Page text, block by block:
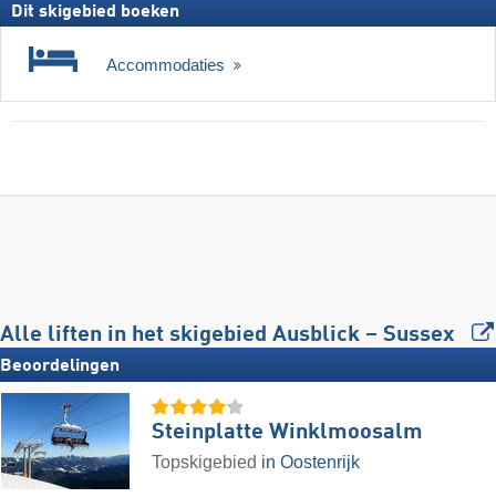
Dit skigebied boeken
Accommodaties
Alle liften in het skigebied Ausblick – Sussex
Beoordelingen
Steinplatte Winklmoosalm
Topskigebied in Oostenrijk